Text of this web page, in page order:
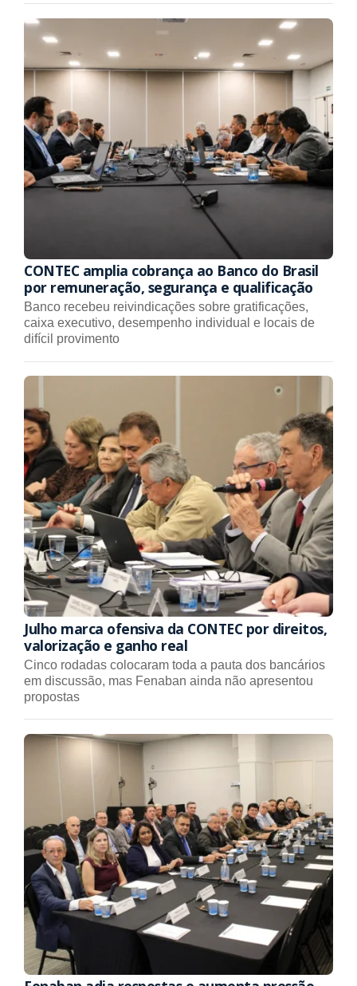
CONTEC amplia cobrança ao Banco do Brasil
por remuneração, segurança e qualificação
Banco recebeu reivindicações sobre gratificações,
caixa executivo, desempenho individual e locais de
difícil provimento
Julho marca ofensiva da CONTEC por direitos,
valorização e ganho real
Cinco rodadas colocaram toda a pauta dos bancários
em discussão, mas Fenaban ainda não apresentou
propostas